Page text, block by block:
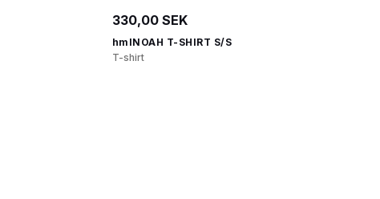
330,00 SEK
hmlNOAH T-SHIRT S/S
T-shirt